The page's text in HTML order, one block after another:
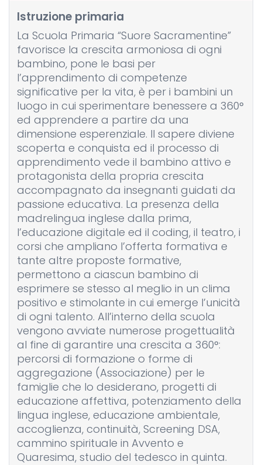
Istruzione primaria
La Scuola Primaria “Suore Sacramentine”
favorisce la crescita armoniosa di ogni
bambino, pone le basi per
l’apprendimento di competenze
significative per la vita, è per i bambini un
luogo in cui sperimentare benessere a 360°
ed apprendere a partire da una
dimensione esperenziale. Il sapere diviene
scoperta e conquista ed il processo di
apprendimento vede il bambino attivo e
protagonista della propria crescita
accompagnato da insegnanti guidati da
passione educativa. La presenza della
madrelingua inglese dalla prima,
l’educazione digitale ed il coding, il teatro, i
corsi che ampliano l’offerta formativa e
tante altre proposte formative,
permettono a ciascun bambino di
esprimere se stesso al meglio in un clima
positivo e stimolante in cui emerge l’unicità
di ogni talento. All’interno della scuola
vengono avviate numerose progettualità
al fine di garantire una crescita a 360°:
percorsi di formazione o forme di
aggregazione (Associazione) per le
famiglie che lo desiderano, progetti di
educazione affettiva, potenziamento della
lingua inglese, educazione ambientale,
accoglienza, continuità, Screening DSA,
cammino spirituale in Avvento e
Quaresima, studio del tedesco in quinta.